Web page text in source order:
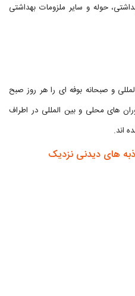
حوله و سایر ملزومات بهداشتی
و صبحانه بوفه ای را هر روز صبح
های محلی و بین المللی در اطراف
های دیدنی نزدیک